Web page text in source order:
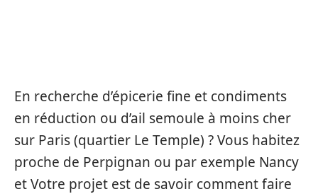
En recherche d’épicerie fine et condiments
en réduction ou d’ail semoule à moins cher
sur Paris (quartier Le Temple) ? Vous habitez
proche de Perpignan ou par exemple Nancy
et Votre projet est de savoir comment faire